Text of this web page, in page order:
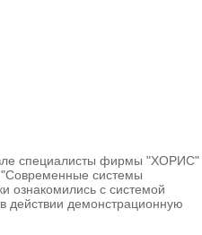
специалисты фирмы "ХОРИС"
системы
ознакомились с системой
действии демонстрационную